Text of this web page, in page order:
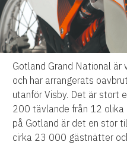
Gotland Grand National
och har arrangerats
utanför Visby. Det är stort
200 tävlande från 12 olika
på Gotland är det en stor
cirka 23 000 gästnätter